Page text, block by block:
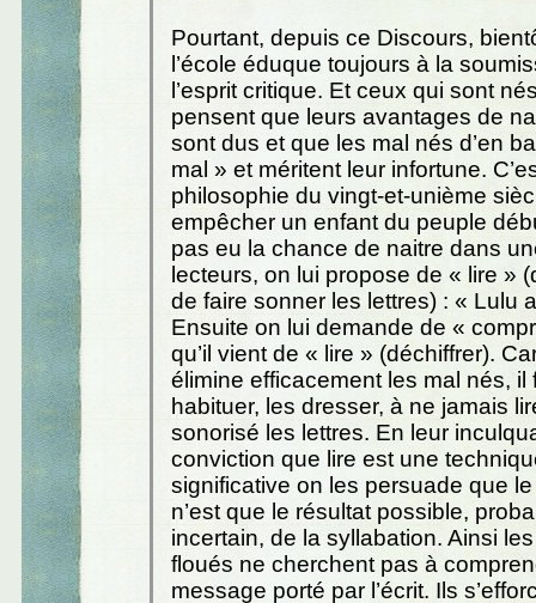
Pourtant, depuis ce Discours,
l’école éduque toujours à la
l’esprit critique. Et ceux qui sont
pensent que leurs avantages de
sont dus et que les mal nés d’en
mal » et méritent leur infortune.
philosophie du vingt-et-unième
empêcher un enfant du peuple
pas eu la chance de naitre dans
lecteurs, on lui propose de « lire »
de faire sonner les lettres) : « Lulu
Ensuite on lui demande de «
qu’il vient de « lire » (déchiffrer).
élimine efficacement les mal nés, il
habituer, les dresser, à ne jamais
sonorisé les lettres. En leur
conviction que lire est une
significative on les persuade que
n’est que le résultat possible,
incertain, de la syllabation. Ainsi
floués ne cherchent pas à
message porté par l’écrit. Ils